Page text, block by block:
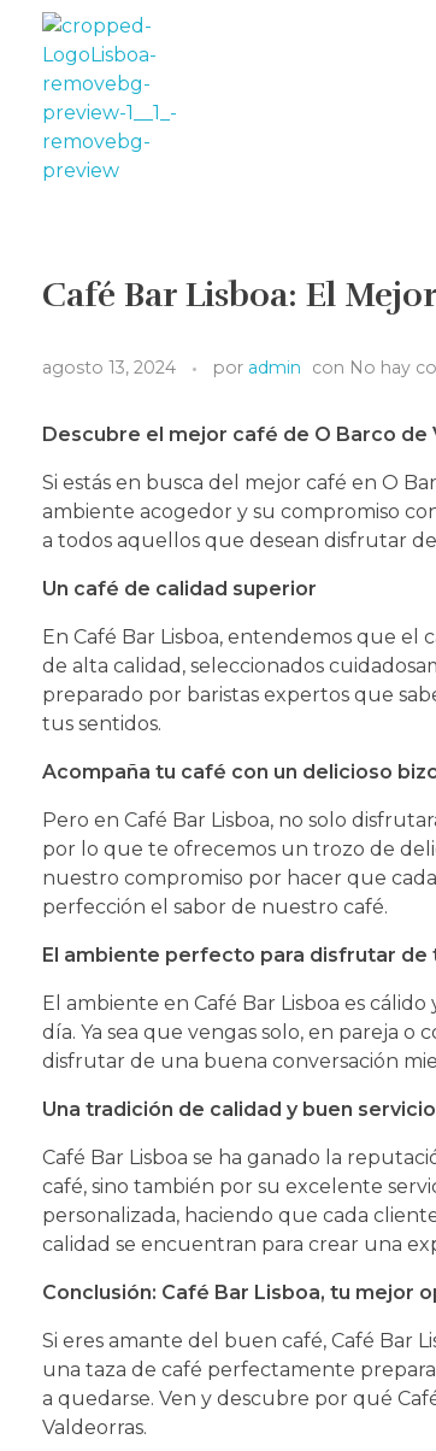
Café Bar Lisboa: El
agosto 13, 2024 por admin con No hay
Descubre el mejor café de O Barco de
Si estás en busca del mejor café en O
ambiente acogedor y su compromiso
a todos aquellos que desean disfrutar
Un café de calidad superior
En Café Bar Lisboa, entendemos que el
de alta calidad, seleccionados
preparado por baristas expertos que
tus sentidos.
Acompaña tu café con un delicioso
Pero en Café Bar Lisboa, no solo
por lo que te ofrecemos un trozo de
nuestro compromiso por hacer que
perfección el sabor de nuestro café.
El ambiente perfecto para disfrutar de
El ambiente en Café Bar Lisboa es
día. Ya sea que vengas solo, en pareja
disfrutar de una buena conversación
Una tradición de calidad y buen servicio
Café Bar Lisboa se ha ganado la
café, sino también por su excelente
personalizada, haciendo que cada
calidad se encuentran para crear una
Conclusión: Café Bar Lisboa, tu mejor
Si eres amante del buen café, Café Bar
una taza de café perfectamente
a quedarse. Ven y descubre por qué
Valdeorras.